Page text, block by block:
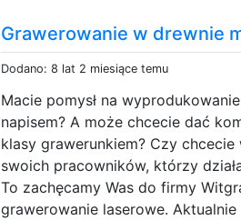
Grawerowanie w drewnie
Dodano: 8 lat 2 miesiące temu
Macie pomysł na
napisem? A może chcecie dać
klasy grawerunkiem? Czy
swoich pracowników, którzy
To zachęcamy Was do firmy
grawerowanie laserowe.